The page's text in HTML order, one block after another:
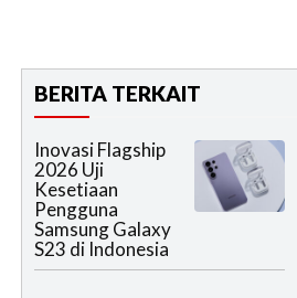
BERITA TERKAIT
Inovasi Flagship
2026 Uji
Kesetiaan
Pengguna
Samsung Galaxy
S23 di Indonesia